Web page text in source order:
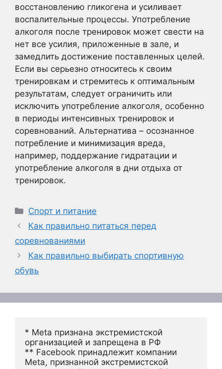
восстановлению гликогена и усиливает
воспалительные процессы. Употребление
алкоголя после тренировок может свести на
нет все усилия, приложенные в зале, и
замедлить достижение поставленных целей.
Если вы серьезно относитесь к своим
тренировкам и стремитесь к оптимальным
результатам, следует ограничить или
исключить употребление алкоголя, особенно
в периоды интенсивных тренировок и
соревнований. Альтернатива – осознанное
потребление и минимизация вреда,
например, поддержание гидратации и
употребление алкоголя в дни отдыха от
тренировок.
Рубрики
Спорт и питание
Как правильно питаться перед
соревнованиями
Как правильно выбирать спортивную
обувь
* Meta признана экстремистской
организацией и запрещена в РФ
** Facebook принадлежит компании
Meta, признанной экстремистской